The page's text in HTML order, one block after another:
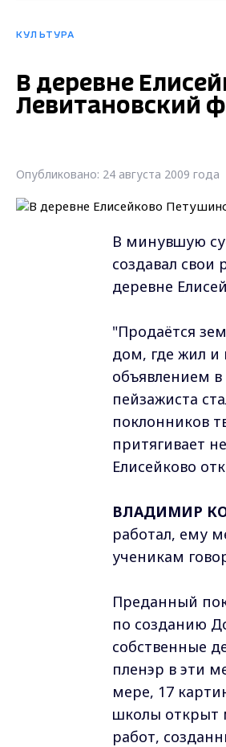
КУЛЬТУРА
В деревне
Левитановский
Опубликовано: 24 августа 2009 года
В минувшую
создавал свои
деревне
"Продаётся
дом, где жил и
объявлением в
пейзажиста
поклонников
притягивает
Елисейково
ВЛАДИМИР
работал, ему
ученикам
Преданный
по созданию
собственные
пленэр в эти
мере, 17
школы открыт
работ,